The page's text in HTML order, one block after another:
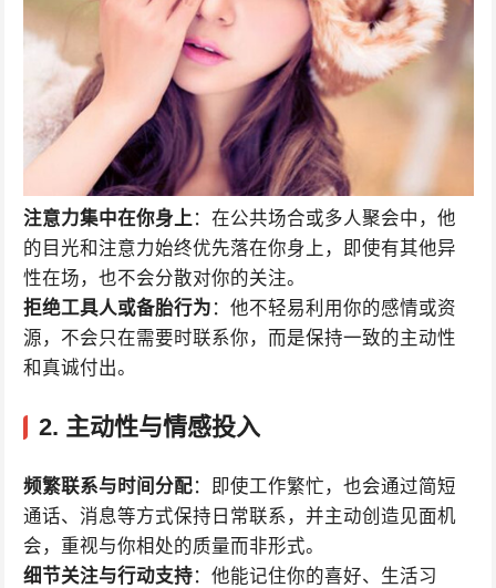
注意力集中在你身上 ：在公共场合或多人聚会中，他
的目光和注意力始终优先落在你身上，即使有其他异
性在场，也不会分散对你的关注。
拒绝工具人或备胎行为 ：他不轻易利用你的感情或资
源，不会只在需要时联系你，而是保持一致的主动性
和真诚付出。
2. 主动性与情感投入
频繁联系与时间分配：即使工作繁忙，也会通过简短
通话、消息等方式保持日常联系，并主动创造见面机
会，重视与你相处的质量而非形式。
细节关注与行动支持：他能记住你的喜好、生活习